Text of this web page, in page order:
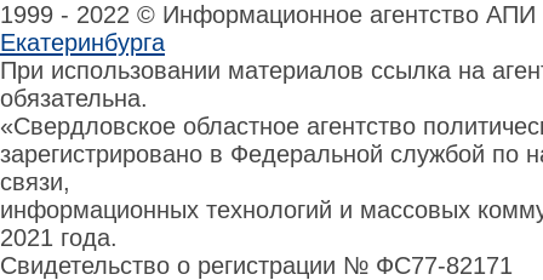
1999 - 2022 © Информационное агентство
Екатеринбурга
При использовании материалов ссылка на
обязательна.
«Свердловское областное агентство
зарегистрировано в Федеральной службой по
связи,
информационных технологий и массовых
2021 года.
Свидетельство о регистрации № ФС77-82171